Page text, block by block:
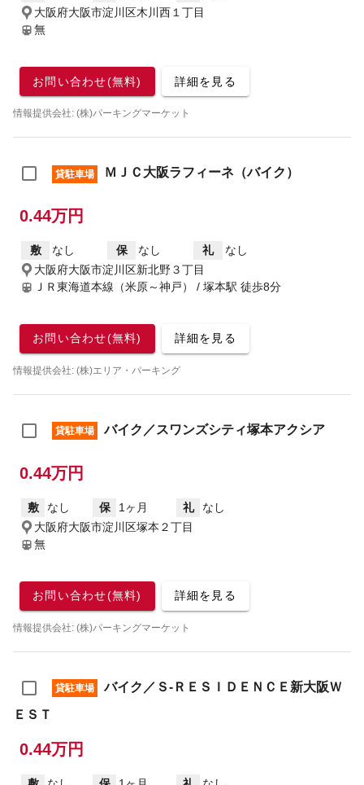
大阪府大阪市淀川区木川西１丁目
無
お問い合わせ(無料) 詳細を見る
情報提供会社: (株)パーキングマーケット
貸駐車場 ＭＪＣ大阪ラフィーネ（バイク）
0.44万円
敷 なし 保 なし 礼
なし
大阪府大阪市淀川区新北野３丁目
ＪＲ東海道本線（米原～神戸） / 塚本駅 徒歩8分
お問い合わせ(無料) 詳細を見る
情報提供会社: (株)エリア・パーキング
貸駐車場 バイク／スワンズシティ塚本アクシア
0.44万円
敷 なし 保 1ヶ月 礼
なし
大阪府大阪市淀川区塚本２丁目
無
お問い合わせ(無料) 詳細を見る
情報提供会社: (株)パーキングマーケット
貸駐車場
バイク／Ｓ‐ＲＥＳＩＤＥＮＣＥ新大阪Ｗ
ＥＳＴ
0.44万円